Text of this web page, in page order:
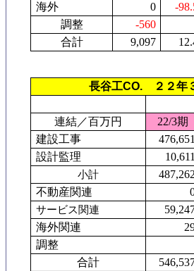
海外
0
-
調整
-560
合計
9,097
長谷工CO.２２年
連結／百万円 22/3期
建設工事
設計監理
小計
不動産関連
サービス関連
海外関連
調整
合計